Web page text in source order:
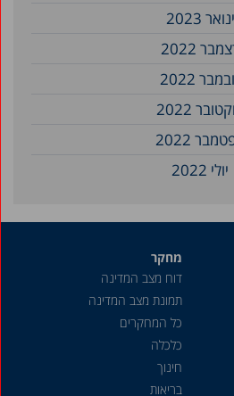
ינואר 2023
2022
2022
2022
2022
יולי 2022
מחקר
דוח מצב המדינה
תמונת מצב המדינה
כל המחקרים
כלכלה
חינוך
בריאות